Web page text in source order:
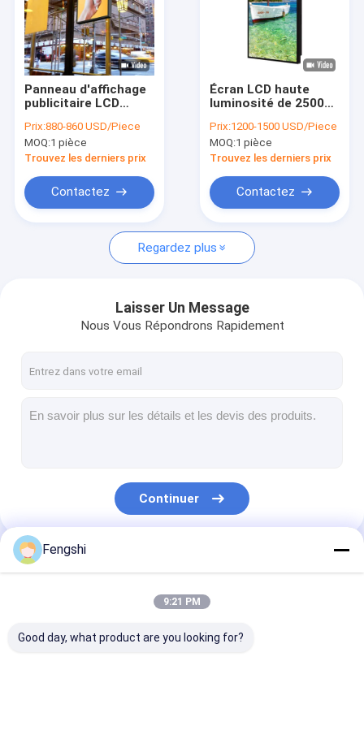
Vidéos
Au sujet de nous
Visite d'usine
Contactez-nous
Nouvelles
Discuter Maintenant
double écran dégrossi d'affichage à cristaux liquides
Affichage extérieur d'affichage à cristaux liquides
Affichage à cristaux liquides élevé de Tni
Panneau d'affichage à cristaux liquides de cadre ouvert
Panneau d'affichage
publicitaire LCD
de qualité industrielle
55′′ 2500 Nit High Tni
110C
Prix:880-860 USD/Piece
MOQ:1 pièce
Trouvez les derniers prix
Contactez
Écran LCD haute
luminosité de 2500
dynamiques et
publicité
Prix:1200-1500 USD/Piece
MOQ:1 pièce
Trouvez les derniers prix
Contactez
Regardez plus
Laisser Un Message
Nous Vous Répondrons Rapidement
Continuer
Nos Catégories
Fengshi
9:21 PM
Good day, what product are you looking for?